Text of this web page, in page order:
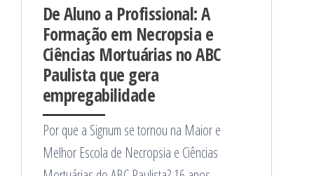
De Aluno a Profissional: A
Formação em Necropsia e
Ciências Mortuárias no ABC
Paulista que gera
empregabilidade
Por que a Signum se tornou na Maior e
Melhor Escola de Necropsia e Ciências